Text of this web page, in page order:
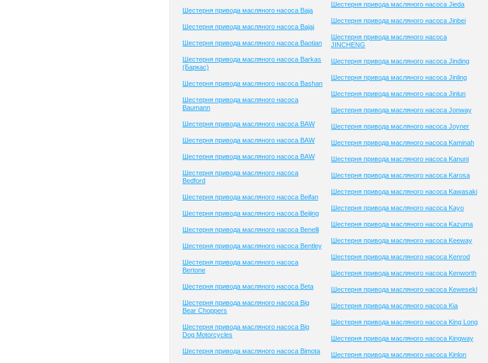
Шестерня привода масляного насоса Baja
Шестерня привода масляного насоса Bajaj
Шестерня привода масляного насоса Baotian
Шестерня привода масляного насоса Barkas
(Баркас)
Шестерня привода масляного насоса Bashan
Шестерня привода масляного насоса
Baumann
Шестерня привода масляного насоса BAW
Шестерня привода масляного насоса BAW
Шестерня привода масляного насоса BAW
Шестерня привода масляного насоса
Bedford
Шестерня привода масляного насоса Beifan
Шестерня привода масляного насоса Beijing
Шестерня привода масляного насоса Benelli
Шестерня привода масляного насоса Bentley
Шестерня привода масляного насоса
Bertone
Шестерня привода масляного насоса Beta
Шестерня привода масляного насоса Big
Bear Choppers
Шестерня привода масляного насоса Big
Dog Motorcycles
Шестерня привода масляного насоса Bimota
Шестерня привода масляного насоса Jieda
Шестерня привода масляного насоса Jinbei
Шестерня привода масляного насоса
JINCHENG
Шестерня привода масляного насоса Jinding
Шестерня привода масляного насоса Jinling
Шестерня привода масляного насоса Jinlun
Шестерня привода масляного насоса Jonway
Шестерня привода масляного насоса Joyner
Шестерня привода масляного насоса Kaminah
Шестерня привода масляного насоса Kanuni
Шестерня привода масляного насоса Karosa
Шестерня привода масляного насоса Kawasaki
Шестерня привода масляного насоса Kayo
Шестерня привода масляного насоса Kazuma
Шестерня привода масляного насоса Keeway
Шестерня привода масляного насоса Kenrod
Шестерня привода масляного насоса Kenworth
Шестерня привода масляного насоса Kewesekl
Шестерня привода масляного насоса Kia
Шестерня привода масляного насоса King Long
Шестерня привода масляного насоса Kingway
Шестерня привода масляного насоса Kinlon